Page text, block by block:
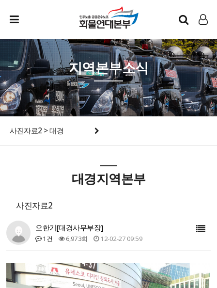
인트라넷
LOG IN
지역본부소식
사진자료2 > 대경
대경지역본부
사진자료2
오한기[대경사무부장]
1건 6,973회 12-02-27 09:59